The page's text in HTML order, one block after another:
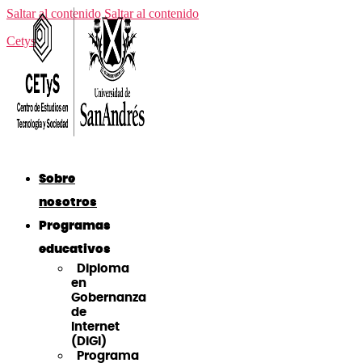
Saltar al contenido Saltar al contenido
Cetys
Sobre
nosotros
Programas
educativos
Diploma
en
Gobernanza
de
Internet
(DiGI)
Programa